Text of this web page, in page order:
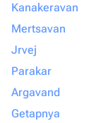
Kanakeravan
Mertsavan
Jrvej
Parakar
Argavand
Getapnya